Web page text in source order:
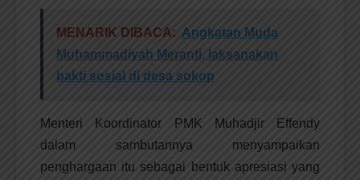
MENARIK DIBACA: Angkatan Muda
Muhammadiyah Meranti, laksanakan
bakti sosial di desa sokop
Menteri Koordinator PMK Muhadjir Effendy
dalam sambutannya menyampaikan
penghargaan itu sebagai bentuk apresiasi yang